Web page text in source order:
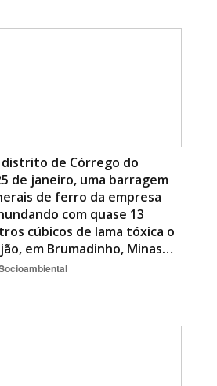
de Córrego do
de janeiro, uma barragem
de ferro da empresa
com quase 13
cúbicos de lama tóxica o
em Brumadinho, Minas…